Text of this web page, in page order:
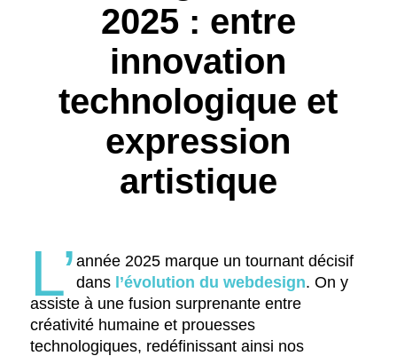
2025 : entre
innovation
technologique et
expression
artistique
L’ année 2025 marque un tournant décisif
dans l’évolution du webdesign. On y
assiste à une fusion surprenante entre
créativité humaine et prouesses
technologiques, redéfinissant ainsi nos